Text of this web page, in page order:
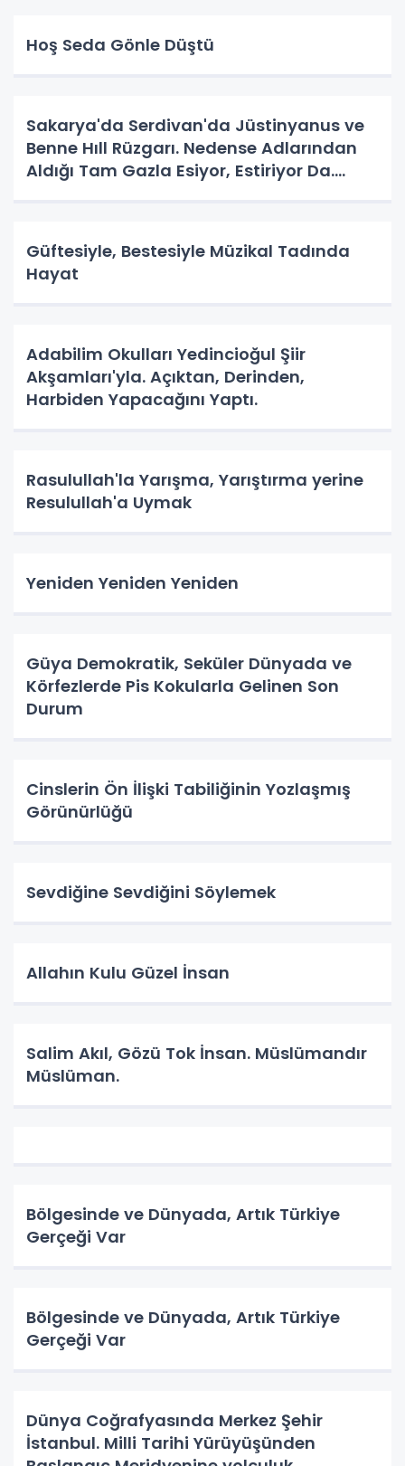
Hoş Seda Gönle Düştü
Sakarya'da Serdivan'da Jüstinyanus ve
Benne Hıll Rüzgarı. Nedense Adlarından
Aldığı Tam Gazla Esiyor, Estiriyor Da.
Güftesiyle, Bestesiyle Müzikal Tadında
Hayat
Adabilim Okulları Yedincioğul Şiir
Akşamları'yla. Açıktan, Derinden,
Harbiden Yapacağını Yaptı.
Rasulullah'la Yarışma, Yarıştırma yerine
Resulullah'a Uymak
Yeniden Yeniden Yeniden
Güya Demokratik, Seküler Dünyada ve
Körfezlerde Pis Kokularla Gelinen Son
Durum
Cinslerin Ön İlişki Tabiliğinin Yozlaşmış
Görünürlüğü
Sevdiğine Sevdiğini Söylemek
Allahın Kulu Güzel İnsan
Salim Akıl, Gözü Tok İnsan. Müslümandır
Müslüman.
Bölgesinde ve Dünyada, Artık Türkiye
Gerçeği Var
Bölgesinde ve Dünyada, Artık Türkiye
Gerçeği Var
Dünya Coğrafyasında Merkez Şehir
İstanbul. Milli Tarihi Yürüyüşünden